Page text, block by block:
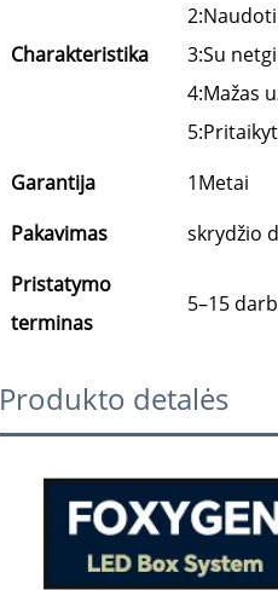
Charakteristika
3:Su
4:Mažas
Garantija
1Metai
Pakavimas
skrydžio
Pristatymo
terminas
5–15
Produkto detalės